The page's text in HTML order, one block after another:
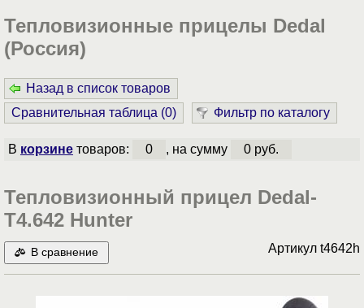
Тепловизионные прицелы Dedal
(Россия)
Назад в список товаров
Сравнительная таблица (0) Фильтр по каталогу
В корзинетоваров: 0 , на сумму 0 руб.
Тепловизионный прицел Dedal-
T4.642 Hunter
В сравнение Артикул t4642h